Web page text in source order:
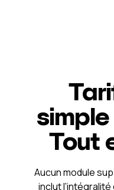
Tout
Aucun module
inclut